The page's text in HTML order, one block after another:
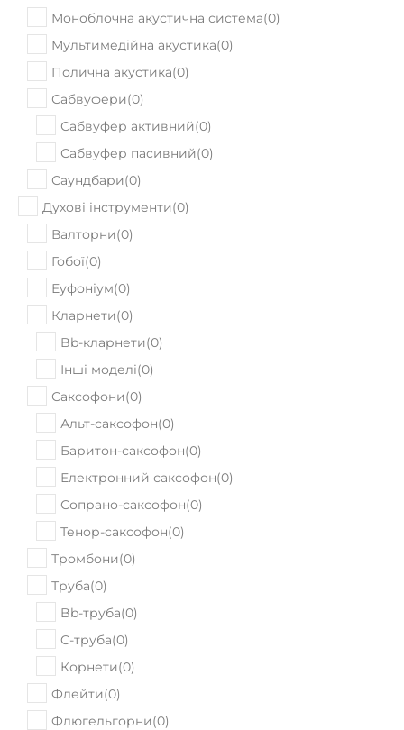
Моноблочна акустична система(0)
Мультимедійна акустика(0)
Полична акустика(0)
Сабвуфери(0)
Сабвуфер активний(0)
Сабвуфер пасивний(0)
Саундбари(0)
Духові інструменти(0)
Валторни(0)
Гобої(0)
Еуфоніум(0)
Кларнети(0)
Bb-кларнети(0)
Інші моделі(0)
Саксофони(0)
Альт-саксофон(0)
Баритон-саксофон(0)
Електронний саксофон(0)
Сопрано-саксофон(0)
Тенор-саксофон(0)
Тромбони(0)
Труба(0)
Bb-труба(0)
C-труба(0)
Корнети(0)
Флейти(0)
Флюгельгорни(0)